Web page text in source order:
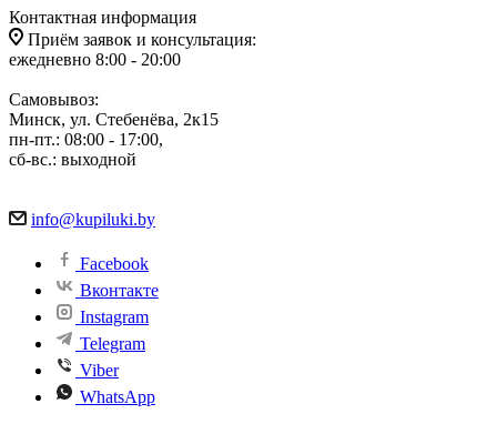
Контактная информация
Приём заявок и консультация:
ежедневно 8:00 - 20:00
Самовывоз:
Минск, ул. Стебенёва, 2к15
пн-пт.: 08:00 - 17:00,
сб-вс.: выходной
info@kupiluki.by
Facebook
Вконтакте
Instagram
Telegram
Viber
WhatsApp